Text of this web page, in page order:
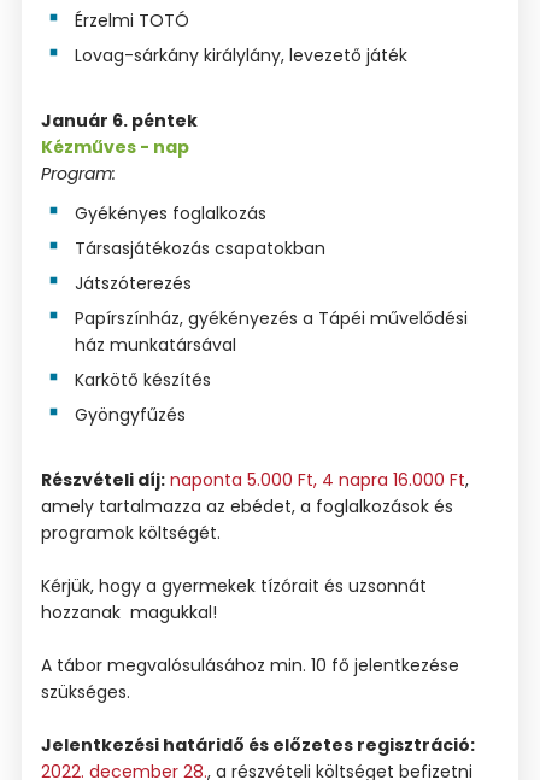
Érzelmi TOTÓ
Lovag-sárkány királylány, levezető játék
Január 6. péntek
Kézműves - nap
Program:
Gyékényes foglalkozás
Társasjátékozás csapatokban
Játszóterezés
Papírszínház, gyékényezés a Tápéi művelődési
ház munkatársával
Karkötő készítés
Gyöngyfűzés
Részvételi díj: naponta 5.000 Ft, 4 napra 16.000 Ft,
amely tartalmazza az ebédet, a foglalkozások és
programok költségét.
Kérjük, hogy a gyermekek tízórait és uzsonnát
hozzanak magukkal!
A tábor megvalósulásához min. 10 fő jelentkezése
szükséges.
Jelentkezési határidő és előzetes regisztráció:
2022. december 28., a részvételi költséget befizetni